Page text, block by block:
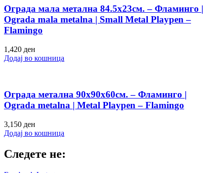
Ограда мала метална 84.5х23см. – Фламинго |
Ograda mala metalna | Small Metal Playpen –
Flamingo
1,420 ден
Додај во кошница
Ограда метална 90х90х60см. – Фламинго |
Ograda metalna | Metal Playpen – Flamingo
3,150 ден
Додај во кошница
Следете не: